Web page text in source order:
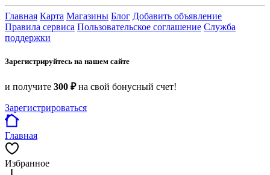
Главная Карта Магазины Блог Добавить объявление
Правила сервиса Пользовательское соглашение Служба
поддержки
Зарегистрируйтесь на нашем сайте
и получите 300 ₽на свой бонусный счет!
Зарегистрироваться
Главная
Избранное